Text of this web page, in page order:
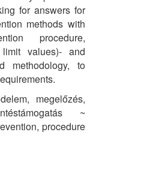
for answers for
methods with
procedure,
values)- and
methodology, to
megelőzés,
~
procedure